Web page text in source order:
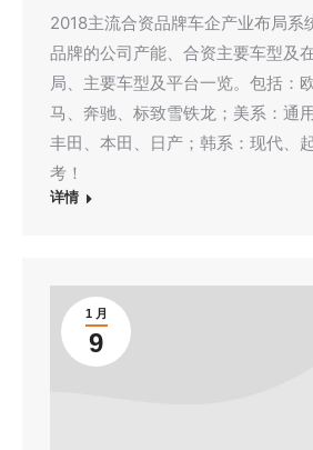
2018主流合资品牌车企产业布局系
品牌的公司产能、合资主要车型及
局、主要车型及平台一览。包括：
马、奔驰、标致雪铁龙；美系：通
丰田、本田、日产；韩系：现代、
考！
详情
1 月
9